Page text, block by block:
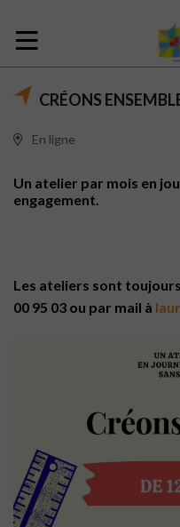
CRÉONS
En ligne
Un atelier par mois en
engagement.
Les ateliers sont
00 95 03 ou par mail à